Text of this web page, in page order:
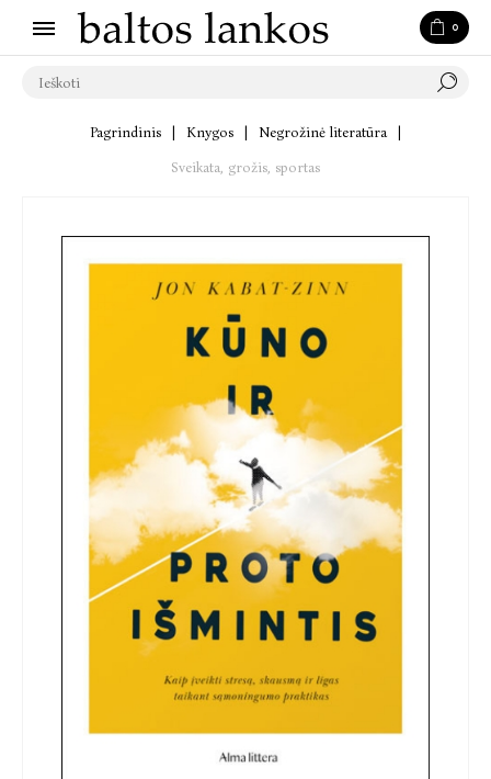
0
Pagrindinis Knygos Negrožinė literatūra
Sveikata, grožis, sportas